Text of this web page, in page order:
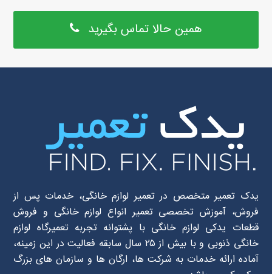
همین حالا تماس بگیرید
یدک تعمیر متخصص در تعمیر لوازم خانگی، خدمات پس از
فروش، آموزش تخصصی تعمیر انواع لوازم خانگی و فروش
قطعات یدکی لوازم خانگی با پشتوانه تجربه تعمیرگاه لوازم
خانگی ذنوبی و با بیش از ۲۵ سال سابقه فعالیت در این زمینه،
آماده ارائه خدمات به شرکت ها، ارگان ها و سازمان های بزرگ